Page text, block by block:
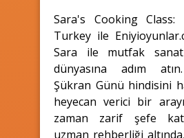
Sara's Cooking Class:
Turkey ile
Sara ile mutfak
dünyasına adım
Şükran Günü hindisini
heyecan verici bir
zaman zarif şefe
uzman rehberliği